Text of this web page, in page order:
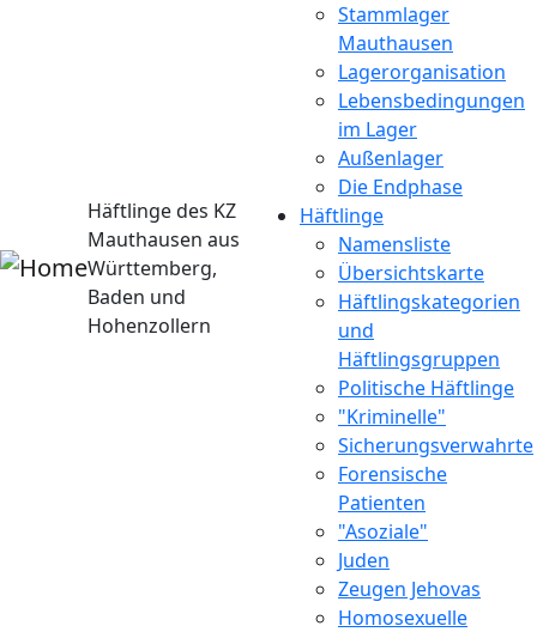
Häftlinge des KZ
Mauthausen aus
Württemberg,
Baden und
Hohenzollern
Stammlager
Mauthausen
Lagerorganisation
Lebensbedingungen
im Lager
Außenlager
Die Endphase
Häftlinge
Namensliste
Übersichtskarte
Häftlingskategorien
und
Häftlingsgruppen
Politische Häftlinge
"Kriminelle"
Sicherungsverwahrte
Forensische
Patienten
"Asoziale"
Juden
Zeugen Jehovas
Homosexuelle